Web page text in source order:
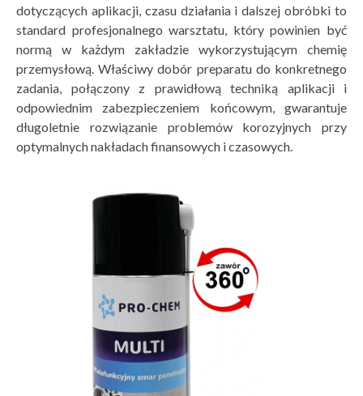
dotyczących aplikacji, czasu działania i dalszej obróbki to
standard profesjonalnego warsztatu, który powinien być
normą w każdym zakładzie wykorzystującym chemię
przemysłową. Właściwy dobór preparatu do konkretnego
zadania, połączony z prawidłową techniką aplikacji i
odpowiednim zabezpieczeniem końcowym, gwarantuje
długoletnie rozwiązanie problemów korozyjnych przy
optymalnych nakładach finansowych i czasowych.